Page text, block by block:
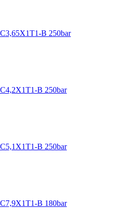
B 250bar
B 250bar
B 250bar
B 180bar